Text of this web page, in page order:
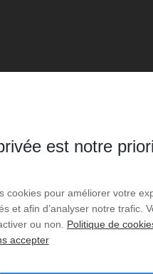
Electrique
de serre
est notre
cookies pour améliorer votre
et afin d’analyser notre trafic.
ou non. Politique de
accepter